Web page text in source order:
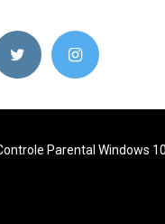
Parental Windows